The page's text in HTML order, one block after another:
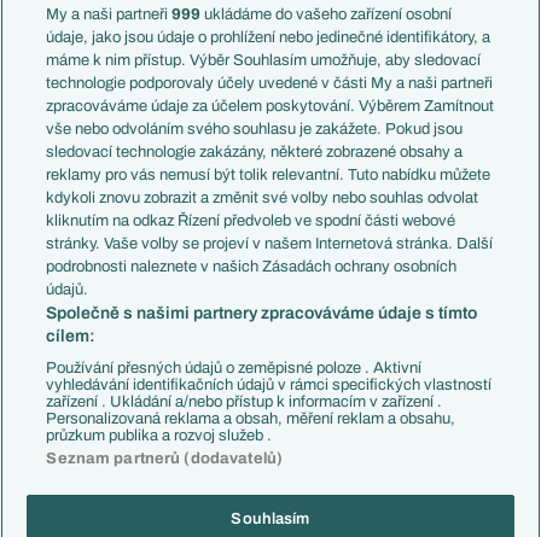
Témata
Představení týmů MS
EuroSkauting
PL v kostce
Evropské koeficienty
Přestupy
Přestupové spekulace
Zranění
Kluby
Arsenal FC
Chelsea FC
Manchester United
AC Milán
Juventus FC
Bayern Mnichov
FC Barcelona
Real Madrid
Francie
Itálie
Německo
Španělsko
Argentina
Brazílie
Přestupy
Zápasy
Livescore
Tipovací soutěž
My a naši partneři999 ukládáme do vašeho zařízení osobní
údaje, jako jsou údaje o prohlížení nebo jedinečné identifikátory, a
máme k nim přístup. Výběr Souhlasím umožňuje, aby sledovací
technologie podporovaly účely uvedené v části My a naši partneři
zpracováváme údaje za účelem poskytování. Výběrem Zamítnout
vše nebo odvoláním svého souhlasu je zakážete. Pokud jsou
sledovací technologie zakázány, některé zobrazené obsahy a
reklamy pro vás nemusí být tolik relevantní. Tuto nabídku můžete
kdykoli znovu zobrazit a změnit své volby nebo souhlas odvolat
kliknutím na odkaz Řízení předvoleb ve spodní části webové
stránky. Vaše volby se projeví v našem Internetová stránka. Další
podrobnosti naleznete v našich Zásadách ochrany osobních
údajů.
Společně s našimi partnery zpracováváme údaje s tímto
cílem:
Používání přesných údajů o zeměpisné poloze . Aktivní
vyhledávání identifikačních údajů v rámci specifických vlastností
zařízení . Ukládání a/nebo přístup k informacím v zařízení .
Personalizovaná reklama a obsah, měření reklam a obsahu,
průzkum publika a rozvoj služeb .
Seznam partnerů (dodavatelů)
Souhlasím